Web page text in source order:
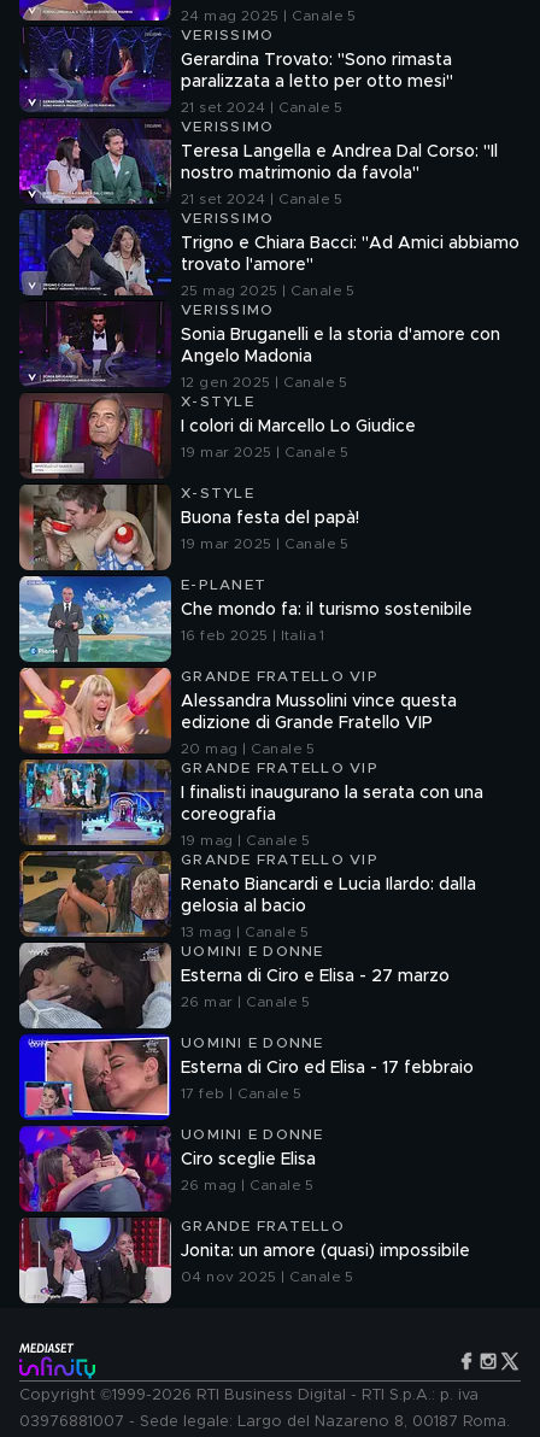
24 mag 2025 | Canale 5
VERISSIMO
Gerardina Trovato: "Sono rimasta
paralizzata a letto per otto mesi"
21 set 2024 | Canale 5
VERISSIMO
Teresa Langella e Andrea Dal Corso: "Il
nostro matrimonio da favola"
21 set 2024 | Canale 5
VERISSIMO
Trigno e Chiara Bacci: "Ad Amici abbiamo
trovato l'amore"
25 mag 2025 | Canale 5
VERISSIMO
Sonia Bruganelli e la storia d'amore con
Angelo Madonia
12 gen 2025 | Canale 5
X-STYLE
I colori di Marcello Lo Giudice
19 mar 2025 | Canale 5
X-STYLE
Buona festa del papà!
19 mar 2025 | Canale 5
E-PLANET
Che mondo fa: il turismo sostenibile
16 feb 2025 | Italia 1
GRANDE FRATELLO VIP
Alessandra Mussolini vince questa
edizione di Grande Fratello VIP
20 mag | Canale 5
GRANDE FRATELLO VIP
I finalisti inaugurano la serata con una
coreografia
19 mag | Canale 5
GRANDE FRATELLO VIP
Renato Biancardi e Lucia Ilardo: dalla
gelosia al bacio
13 mag | Canale 5
UOMINI E DONNE
Esterna di Ciro e Elisa - 27 marzo
26 mar | Canale 5
UOMINI E DONNE
Esterna di Ciro ed Elisa - 17 febbraio
17 feb | Canale 5
UOMINI E DONNE
Ciro sceglie Elisa
26 mag | Canale 5
GRANDE FRATELLO
Jonita: un amore (quasi) impossibile
04 nov 2025 | Canale 5
Copyright ©1999-2026 RTI Business Digital - RTI S.p.A.: p. iva
03976881007 - Sede legale: Largo del Nazareno 8, 00187 Roma.